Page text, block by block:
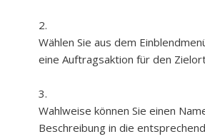
Wählen Sie aus dem
eine Auftragsaktion für den
Wahlweise können Sie einen
Beschreibung in die